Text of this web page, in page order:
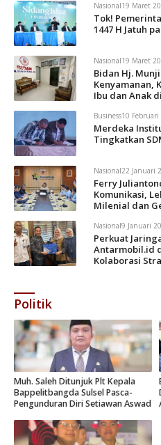
Nasional19 Maret
Tok!
1447 H Jatuh
Nasional19 Maret
Bidan Hj.
Kenyamanan,
Ibu dan Anak
Business10 Februari
Merdeka
Tingkatkan
Nasional22 Januari
Ferry
Komunikasi,
Milenial dan
Nasional9 Januari
Perkuat
Antarmobil.id
Kolaborasi
Politik
Muh. Saleh Ditunjuk Plt Kepala
Bappelitbangda Sulsel Pasca-
Pengunduran Diri Setiawan Aswad